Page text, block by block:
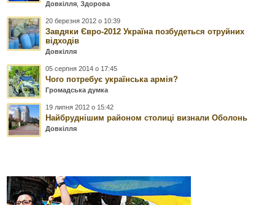
Довкілля ,Здорова
20 березня 2012 о 10:39
Завдяки Євро-2012 Україна позбудеться отруйних
відходів
Довкілля
05 серпня 2014 о 17:45
Чого потребує українська армія?
Громадська думка
19 липня 2012 о 15:42
Найбруднішим районом столиці визнали Оболонь
Довкілля